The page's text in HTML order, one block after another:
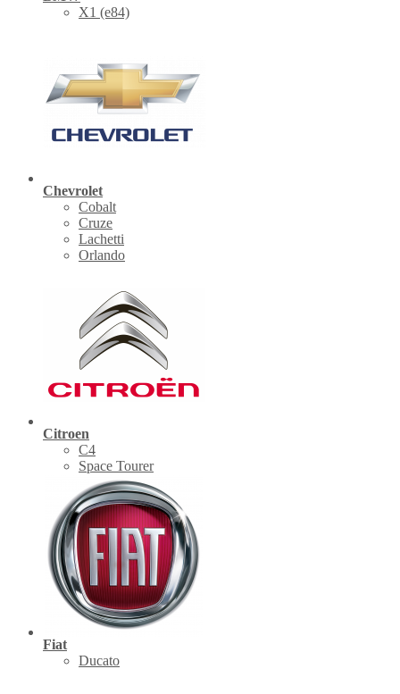
X1 (е84)
Chevrolet
Cobalt
Cruze
Lachetti
Orlando
Citroen
C4
Space Tourer
Fiat
Ducato